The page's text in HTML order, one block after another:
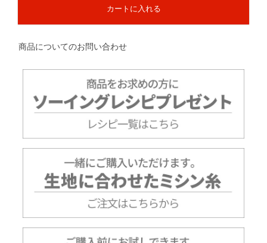
カートに入れる
商品についてのお問い合わせ